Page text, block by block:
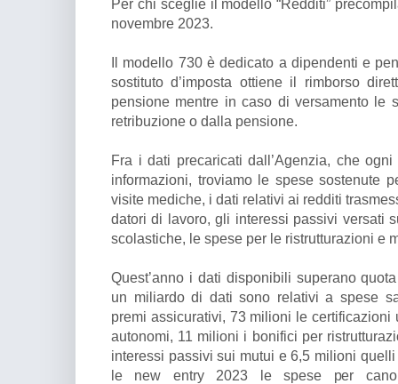
Per chi sceglie il modello “Redditi”
novembre 2023.
Il modello 730 è dedicato a dipendenti e
sostituto d’imposta ottiene il rimborso
pensione mentre in caso di versamento le
retribuzione o dalla pensione.
Fra i dati precaricati dall’Agenzia, che
informazioni, troviamo le spese sostenute
visite mediche, i dati relativi ai redditi
datori di lavoro, gli interessi passivi versati
scolastiche, le spese per le ristrutturazioni e
Quest’anno i dati disponibili superano
un miliardo di dati sono relativi a spese
premi assicurativi, 73 milioni le
autonomi, 11 milioni i bonifici per
interessi passivi sui mutui e 6,5 milioni
le new entry 2023 le spese per